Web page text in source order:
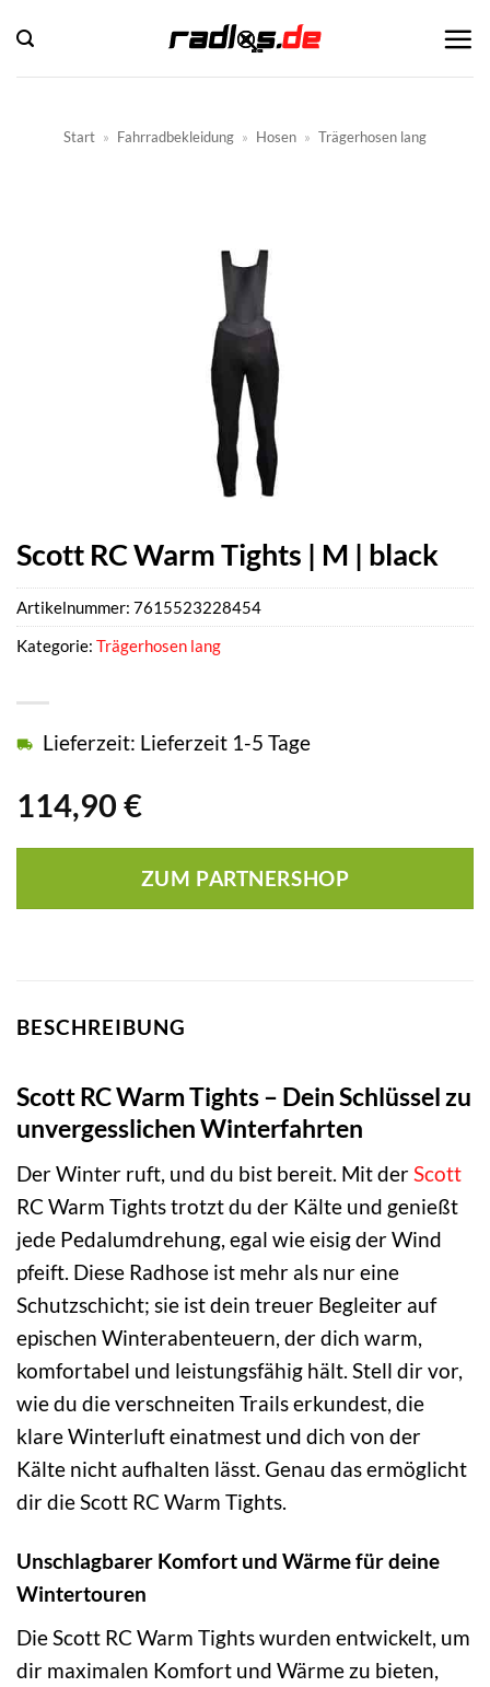
Inhalt
springen
Start » Fahrradbekleidung » Hosen » Trägerhosen lang
Scott RC Warm Tights | M | black
114,90 €
Lieferzeit: Lieferzeit 1-5 Tage
ZUM PARTNERSHOP
Artikelnummer: 7615523228454
Kategorie: Trägerhosen lang
BESCHREIBUNG
Scott RC Warm Tights – Dein Schlüssel zu
unvergesslichen Winterfahrten
Der Winter ruft, und du bist bereit. Mit der Scott
RC Warm Tights trotzt du der Kälte und genießt
jede Pedalumdrehung, egal wie eisig der Wind
pfeift. Diese Radhose ist mehr als nur eine
Schutzschicht; sie ist dein treuer Begleiter auf
epischen Winterabenteuern, der dich warm,
komfortabel und leistungsfähig hält. Stell dir vor,
wie du die verschneiten Trails erkundest, die
klare Winterluft einatmest und dich von der
Kälte nicht aufhalten lässt. Genau das ermöglicht
dir die Scott RC Warm Tights.
Unschlagbarer Komfort und Wärme für deine
Wintertouren
Die Scott RC Warm Tights wurden entwickelt, um
dir maximalen Komfort und Wärme zu bieten,